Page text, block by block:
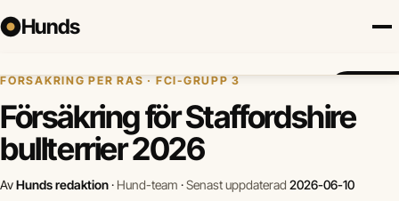
Hunds
Försäkring Hundraser Lokalt Valp
FÖRSÄKRING PER RAS · FCI-GRUPP 3
Försäkring för Staffordshire
bullterrier 2026
AvHunds redaktion· Hund-team ·Senast uppdaterad 2026-06-10